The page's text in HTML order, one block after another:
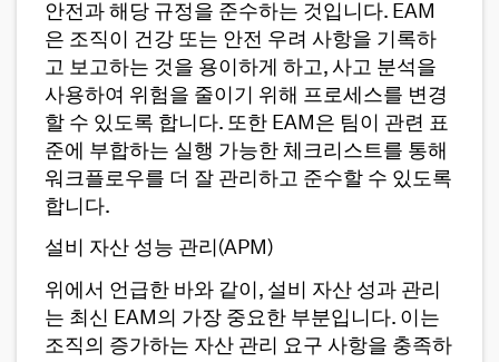
안전과 해당 규정을 준수하는 것입니다. EAM
은 조직이 건강 또는 안전 우려 사항을 기록하
고 보고하는 것을 용이하게 하고, 사고 분석을
사용하여 위험을 줄이기 위해 프로세스를 변경
할 수 있도록 합니다. 또한 EAM은 팀이 관련 표
준에 부합하는 실행 가능한 체크리스트를 통해
워크플로우를 더 잘 관리하고 준수할 수 있도록
합니다.
설비 자산 성능 관리(APM)
위에서 언급한 바와 같이, 설비 자산 성과 관리
는 최신 EAM의 가장 중요한 부분입니다. 이는
조직의 증가하는 자산 관리 요구 사항을 충족하